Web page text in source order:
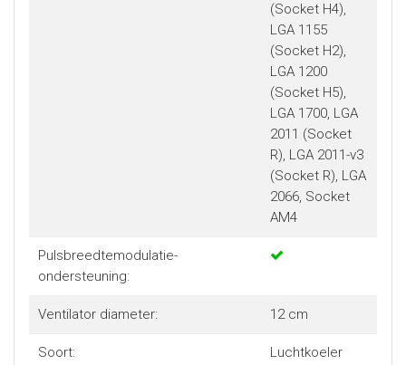
(Socket H4),
LGA 1155
(Socket H2),
LGA 1200
(Socket H5),
LGA 1700, LGA
2011 (Socket
R), LGA 2011-v3
(Socket R), LGA
2066, Socket
AM4
Pulsbreedtemodulatie-
ondersteuning:
Ventilator diameter: 12 cm
Soort: Luchtkoeler